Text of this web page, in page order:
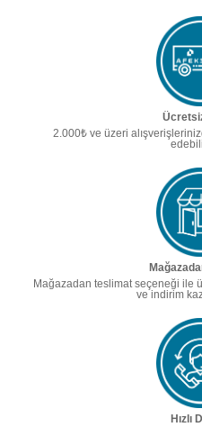
2.000₺ ve üzeri
Mağazadan teslimat seçeneği ile
ve indirim
Hızlı